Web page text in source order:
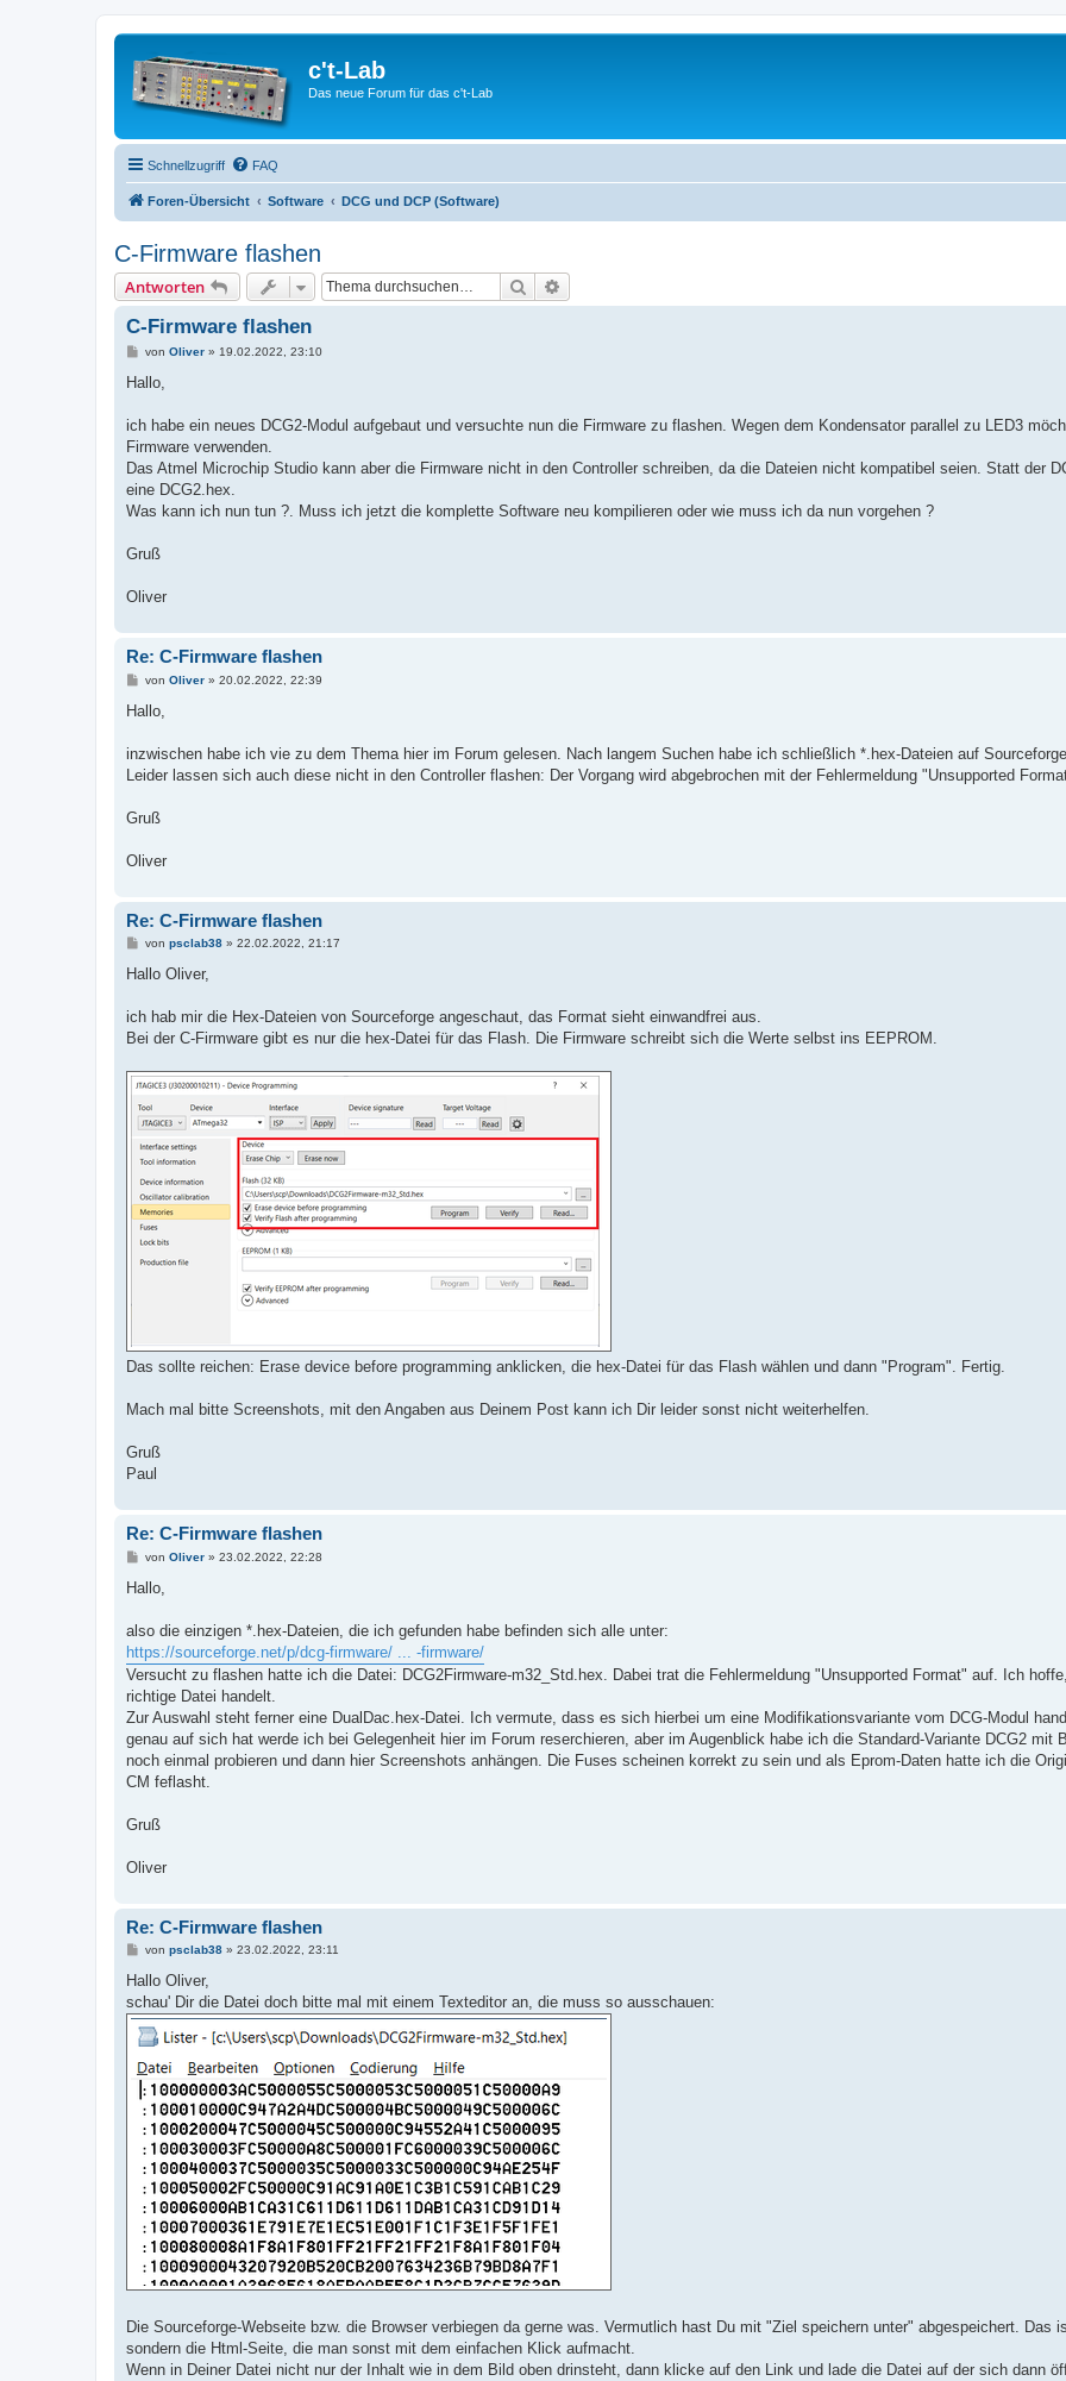
c't-Lab
Das neue Forum für das c't-Lab
Schnellzugriff FAQ
Foren-Übersicht Software DCG und DCP (Software)
C-Firmware flashen
Antworten Suche
C-Firmware flashen
B
i
a
von Oliver» 19.02.2022, 23:10
Hallo,
ich habe ein neues DCG2-Modul aufgebaut und versuchte nun die Firmware zu flashen. Wegen dem Kondensator parallel zu LED3
Firmware verwenden.
Das Atmel Microchip Studio kann aber die Firmware nicht in den Controller schreiben, da die Dateien nicht kompatibel seien. Statt der
eine DCG2.hex.
Was kann ich nun tun ?. Muss ich jetzt die komplette Software neu kompilieren oder wie muss ich da nun vorgehen ?
Gruß
Oliver
Re: C-Firmware flashen
B
i
a
von Oliver» 20.02.2022, 22:39
Hallo,
inzwischen habe ich vie zu dem Thema hier im Forum gelesen. Nach langem Suchen habe ich schließlich *.hex-Dateien auf
Leider lassen sich auch diese nicht in den Controller flashen: Der Vorgang wird abgebrochen mit der Fehlermeldung "Unsupported
Gruß
Oliver
Re: C-Firmware flashen
B
i
a
von psclab38» 22.02.2022, 21:17
Hallo Oliver,
ich hab mir die Hex-Dateien von Sourceforge angeschaut, das Format sieht einwandfrei aus.
Bei der C-Firmware gibt es nur die hex-Datei für das Flash. Die Firmware schreibt sich die Werte selbst ins EEPROM.
Das sollte reichen: Erase device before programming anklicken, die hex-Datei für das Flash wählen und dann "Program". Fertig.
Mach mal bitte Screenshots, mit den Angaben aus Deinem Post kann ich Dir leider sonst nicht weiterhelfen.
Gruß
Paul
Re: C-Firmware flashen
B
i
a
von Oliver» 23.02.2022, 22:28
Hallo,
also die einzigen *.hex-Dateien, die ich gefunden habe befinden sich alle unter:
https://sourceforge.net/p/dcg-firmware/ ... -firmware/
Versucht zu flashen hatte ich die Datei: DCG2Firmware-m32_Std.hex. Dabei trat die Fehlermeldung "Unsupported Format" auf. Ich
richtige Datei handelt.
Zur Auswahl steht ferner eine DualDac.hex-Datei. Ich vermute, dass es sich hierbei um eine Modifikationsvariante vom DCG-Modul
genau auf sich hat werde ich bei Gelegenheit hier im Forum reserchieren, aber im Augenblick habe ich die Standard-Variante DCG2 mit
noch einmal probieren und dann hier Screenshots anhängen. Die Fuses scheinen korrekt zu sein und als Eprom-Daten hatte ich die
CM feflasht.
Gruß
Oliver
Re: C-Firmware flashen
B
i
r
a
g
von psclab38» 23.02.2022, 23:11
Hallo Oliver,
schau' Dir die Datei doch bitte mal mit einem Texteditor an, die muss so ausschauen:
Die Sourceforge-Webseite bzw. die Browser verbiegen da gerne was. Vermutlich hast Du mit "Ziel speichern unter" abgespeichert. Das
sondern die Html-Seite, die man sonst mit dem einfachen Klick aufmacht.
Wenn in Deiner Datei nicht nur der Inhalt wie in dem Bild oben drinsteht, dann klicke auf den Link und lade die Datei auf der sich dann